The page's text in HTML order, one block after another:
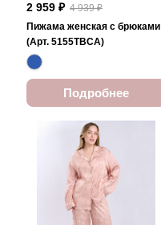
2 959 ₽ 4 939 ₽
Пижама женская с брюками
(Арт. 5155TBCA)
Подробнее